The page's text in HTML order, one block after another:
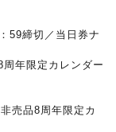
59締切／当日券ナ
年限定カレンダー
売品8周年限定カ